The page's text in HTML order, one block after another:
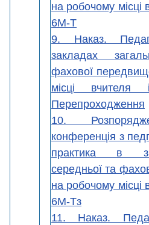
на робочому місці
6М-Т
9. Наказ.
закладах
фахової
місці вчителя
Перепроходження
10.
конференція з
практика в
середньої та
на робочому місці
6М-Тз
11. Наказ.